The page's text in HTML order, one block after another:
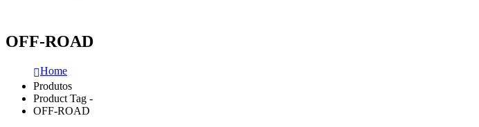
OFF-ROAD
Home
Produtos
Product Tag -
OFF-ROAD